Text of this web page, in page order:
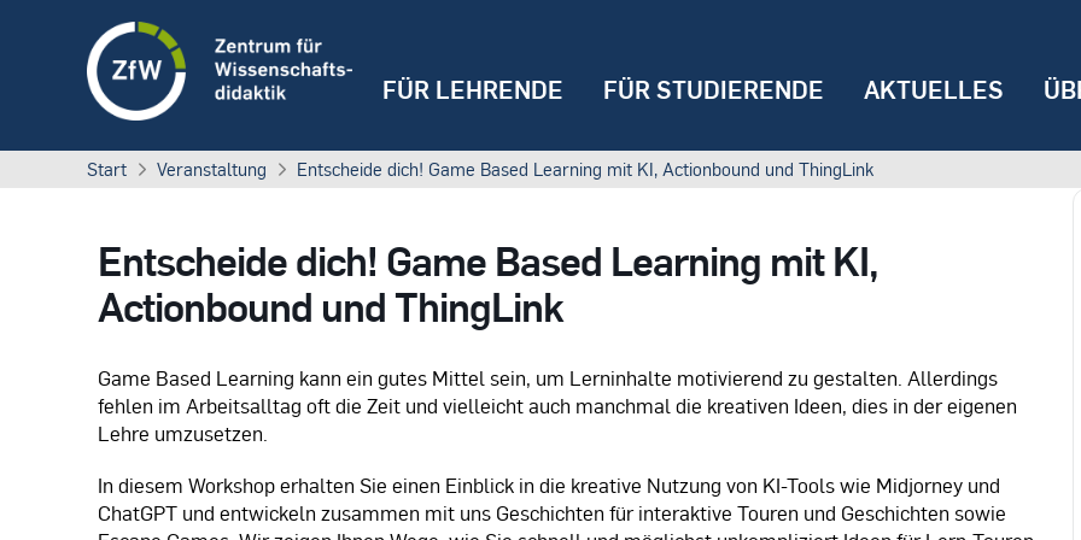
FÜR LEHRENDE FÜR STUDIERENDE AKTUELLES
Start Veranstaltung Entscheide dich! Game Based Learning mit KI, Actionbound und ThingLink
Entscheide dich! Game Based Learning mit KI,
Actionbound und ThingLink
Game Based Learning kann ein gutes Mittel sein, um Lerninhalte motivierend zu gestalten. Allerdings
fehlen im Arbeitsalltag oft die Zeit und vielleicht auch manchmal die kreativen Ideen, dies in der eigenen
Lehre umzusetzen.
In diesem Workshop erhalten Sie einen Einblick in die kreative Nutzung von KI-Tools wie Midjorney und
ChatGPT und entwickeln zusammen mit uns Geschichten für interaktive Touren und Geschichten sowie